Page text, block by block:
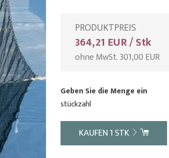
PRODUKTPREIS
364,21 EUR / Stk
ohne MwSt. 301,00 EUR
Geben Sie die Menge ein
stückzahl
KAUFEN1 STK